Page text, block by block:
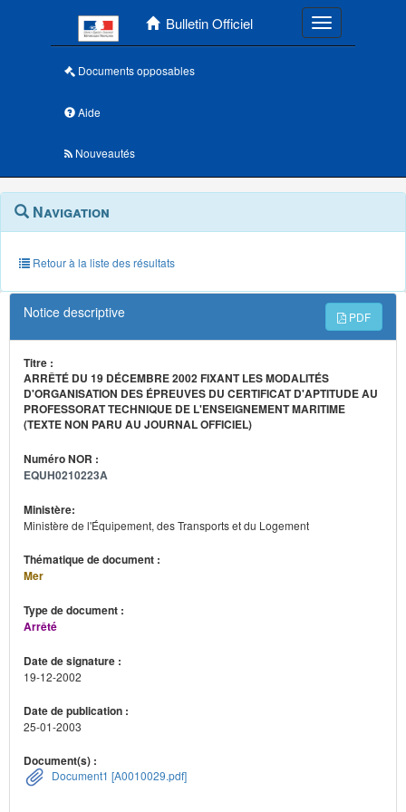
Bulletin Officiel Toggle
Documents opposables
Aide
Nouveautés
Navigation
outils
annexes
Menu
contextuel
Navigation
Retour à la liste des résultats
Notice descriptive PDF
Titre :
ARRÊTÉ DU 19 DÉCEMBRE 2002 FIXANT LES MODALITÉS
D'ORGANISATION DES ÉPREUVES DU CERTIFICAT D'APTITUDE AU
PROFESSORAT TECHNIQUE DE L'ENSEIGNEMENT MARITIME
(TEXTE NON PARU AU JOURNAL OFFICIEL)
Numéro NOR :
EQUH0210223A
Ministère:
Ministère de l'Équipement, des Transports et du Logement
Thématique de document :
Mer
Type de document :
Arrêté
Date de signature :
19-12-2002
Date de publication :
25-01-2003
Document(s) :
Document1 [A0010029.pdf]